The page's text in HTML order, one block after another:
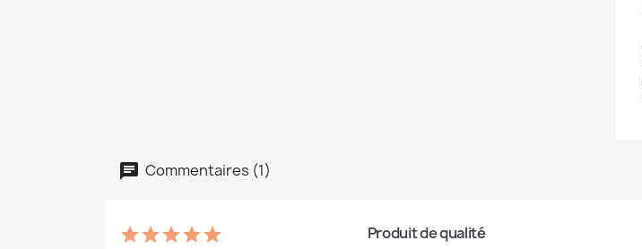
Commentaires (1)
Produit de qualité